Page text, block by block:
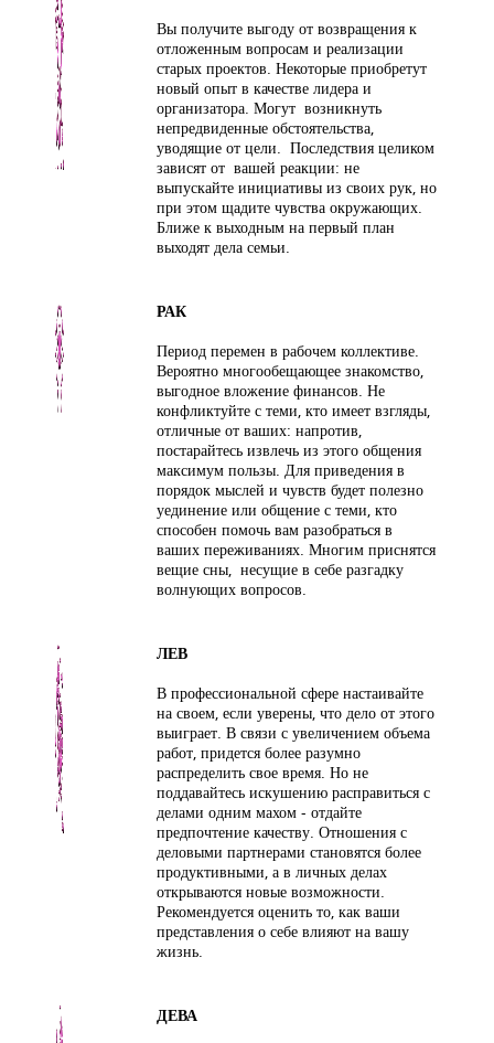
Вы получите выгоду от возвращения к
отложенным вопросам и реализации
старых проектов. Некоторые приобретут
новый опыт в качестве лидера и
организатора. Могут возникнуть
непредвиденные обстоятельства,
уводящие от цели. Последствия целиком
зависят от вашей реакции: не
выпускайте инициативы из своих рук, но
при этом щадите чувства окружающих.
Ближе к выходным на первый план
выходят дела семьи.
РАК
Период перемен в рабочем коллективе.
Вероятно многообещающее знакомство,
выгодное вложение финансов. Не
конфликтуйте с теми, кто имеет взгляды,
отличные от ваших: напротив,
постарайтесь извлечь из этого общения
максимум пользы. Для приведения в
порядок мыслей и чувств будет полезно
уединение или общение с теми, кто
способен помочь вам разобраться в
ваших переживаниях. Многим приснятся
вещие сны, несущие в себе разгадку
волнующих вопросов.
ЛЕВ
В профессиональной сфере настаивайте
на своем, если уверены, что дело от этого
выиграет. В связи с увеличением объема
работ, придется более разумно
распределить свое время. Но не
поддавайтесь искушению расправиться с
делами одним махом - отдайте
предпочтение качеству. Отношения с
деловыми партнерами становятся более
продуктивными, а в личных делах
открываются новые возможности.
Рекомендуется оценить то, как ваши
представления о себе влияют на вашу
жизнь.
ДЕВА